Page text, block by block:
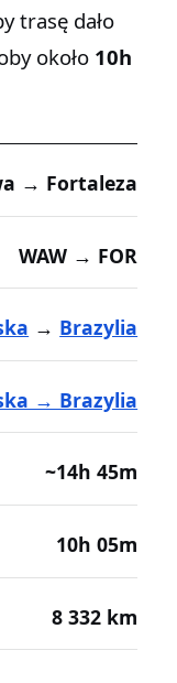
trasę dało
około 10h
→ Fortaleza
WAW → FOR
→ Brazylia
→ Brazylia
~14h 45m
10h 05m
8 332 km